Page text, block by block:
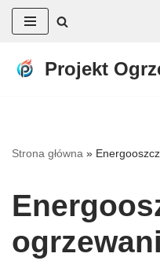
do
Projekt
Strona główna »